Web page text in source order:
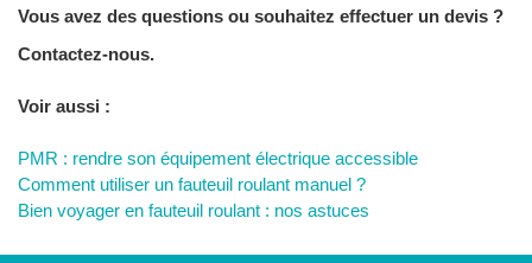
Vous avez des questions ou souhaitez effectuer un devis ?
Contactez-nous.
Voir aussi :
PMR : rendre son équipement électrique accessible
Comment utiliser un fauteuil roulant manuel ?
Bien voyager en fauteuil roulant : nos astuces